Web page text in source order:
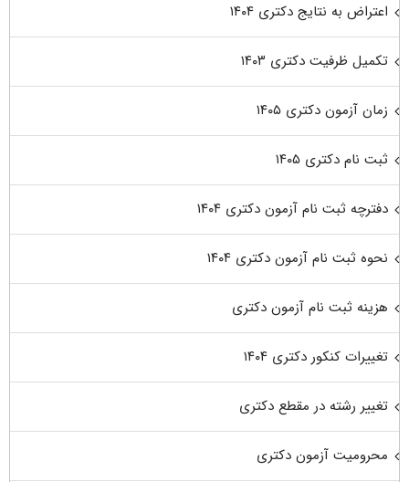
اعتراض به نتایج دکتری ۱۴۰۴
تکمیل ظرفیت دکتری ۱۴۰۳
زمان آزمون دکتری ۱۴۰۵
ثبت نام دکتری ۱۴۰۵
دفترچه ثبت نام آزمون دکتری ۱۴۰۴
نحوه ثبت نام آزمون دکتری ۱۴۰۴
هزینه ثبت نام آزمون دکتری
تغییرات کنکور دکتری ۱۴۰۴
تغییر رشته در مقطع دکتری
محرومیت آزمون دکتری